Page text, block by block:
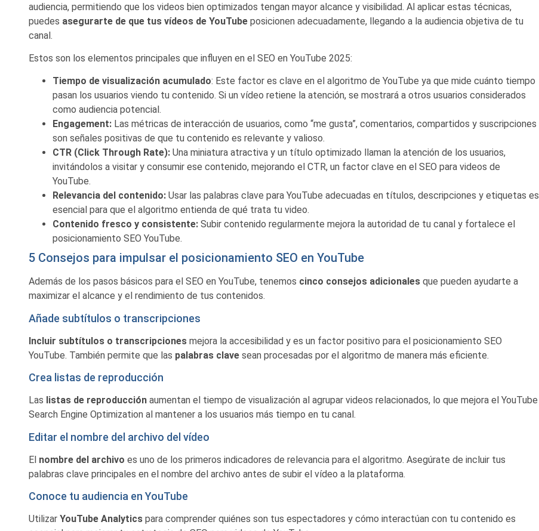
audiencia, permitiendo que los videos bien optimizados tengan mayor alcance y visibilidad. Al aplicar estas técnicas,
puedes asegurarte de que tus vídeos de YouTube posicionen adecuadamente, llegando a la audiencia objetiva de tu
canal.
Estos son los elementos principales que influyen en el SEO en YouTube 2025:
Tiempo de visualización acumulado: Este factor es clave en el algoritmo de YouTube ya que mide cuánto tiempo
pasan los usuarios viendo tu contenido. Si un vídeo retiene la atención, se mostrará a otros usuarios considerados
como audiencia potencial.
Engagement: Las métricas de interacción de usuarios, como “me gusta”, comentarios, compartidos y suscripciones
son señales positivas de que tu contenido es relevante y valioso.
CTR (Click Through Rate): Una miniatura atractiva y un título optimizado llaman la atención de los usuarios,
invitándolos a visitar y consumir ese contenido, mejorando el CTR, un factor clave en el SEO para videos de
YouTube.
Relevancia del contenido: Usar las palabras clave para YouTube adecuadas en títulos, descripciones y etiquetas es
esencial para que el algoritmo entienda de qué trata tu video.
Contenido fresco y consistente: Subir contenido regularmente mejora la autoridad de tu canal y fortalece el
posicionamiento SEO YouTube.
5 Consejos para impulsar el posicionamiento SEO en YouTube
Además de los pasos básicos para el SEO en YouTube, tenemos cinco consejos adicionales que pueden ayudarte a
maximizar el alcance y el rendimiento de tus contenidos.
Añade subtítulos o transcripciones
Incluir subtítulos o transcripciones mejora la accesibilidad y es un factor positivo para el posicionamiento SEO
YouTube. También permite que las palabras clave sean procesadas por el algoritmo de manera más eficiente.
Crea listas de reproducción
Las listas de reproducción aumentan el tiempo de visualización al agrupar videos relacionados, lo que mejora el YouTube
Search Engine Optimization al mantener a los usuarios más tiempo en tu canal.
Editar el nombre del archivo del vídeo
El nombre del archivo es uno de los primeros indicadores de relevancia para el algoritmo. Asegúrate de incluir tus
palabras clave principales en el nombre del archivo antes de subir el vídeo a la plataforma.
Conoce tu audiencia en YouTube
Utilizar YouTube Analytics para comprender quiénes son tus espectadores y cómo interactúan con tu contenido es